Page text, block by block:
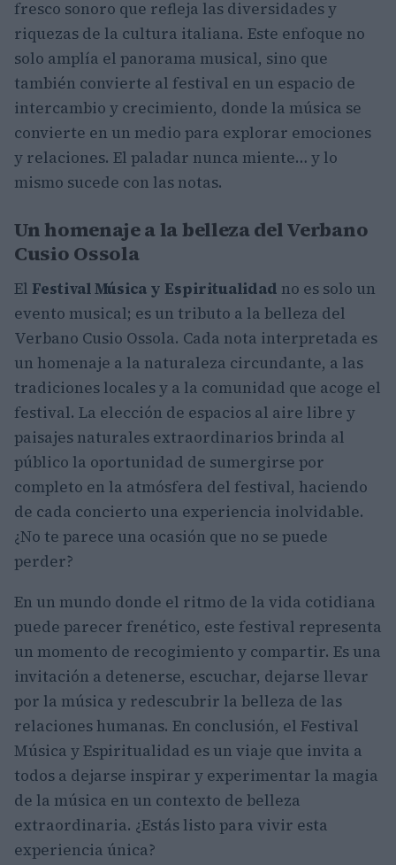
fresco sonoro que refleja las diversidades y
riquezas de la cultura italiana. Este enfoque no
solo amplía el panorama musical, sino que
también convierte al festival en un espacio de
intercambio y crecimiento, donde la música se
convierte en un medio para explorar emociones
y relaciones. El paladar nunca miente… y lo
mismo sucede con las notas.
Un homenaje a la belleza del Verbano
Cusio Ossola
El Festival Música y Espiritualidad no es solo un
evento musical; es un tributo a la belleza del
Verbano Cusio Ossola. Cada nota interpretada es
un homenaje a la naturaleza circundante, a las
tradiciones locales y a la comunidad que acoge el
festival. La elección de espacios al aire libre y
paisajes naturales extraordinarios brinda al
público la oportunidad de sumergirse por
completo en la atmósfera del festival, haciendo
de cada concierto una experiencia inolvidable.
¿No te parece una ocasión que no se puede
perder?
En un mundo donde el ritmo de la vida cotidiana
puede parecer frenético, este festival representa
un momento de recogimiento y compartir. Es una
invitación a detenerse, escuchar, dejarse llevar
por la música y redescubrir la belleza de las
relaciones humanas. En conclusión, el Festival
Música y Espiritualidad es un viaje que invita a
todos a dejarse inspirar y experimentar la magia
de la música en un contexto de belleza
extraordinaria. ¿Estás listo para vivir esta
experiencia única?